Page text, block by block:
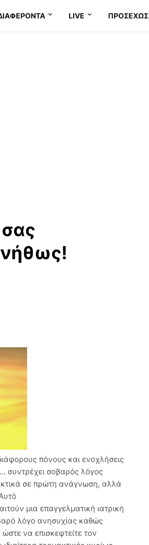
LIVE ΠΡΟΣΕΧΩΣ
πόνους και ενοχλήσεις
συντρέχει σοβαρός λόγος
σε πρώτη ανάγνωση, αλλά
μια επαγγελματική ιατρική
λόγο ανησυχίας καθώς
να επισκεφτείτε τον